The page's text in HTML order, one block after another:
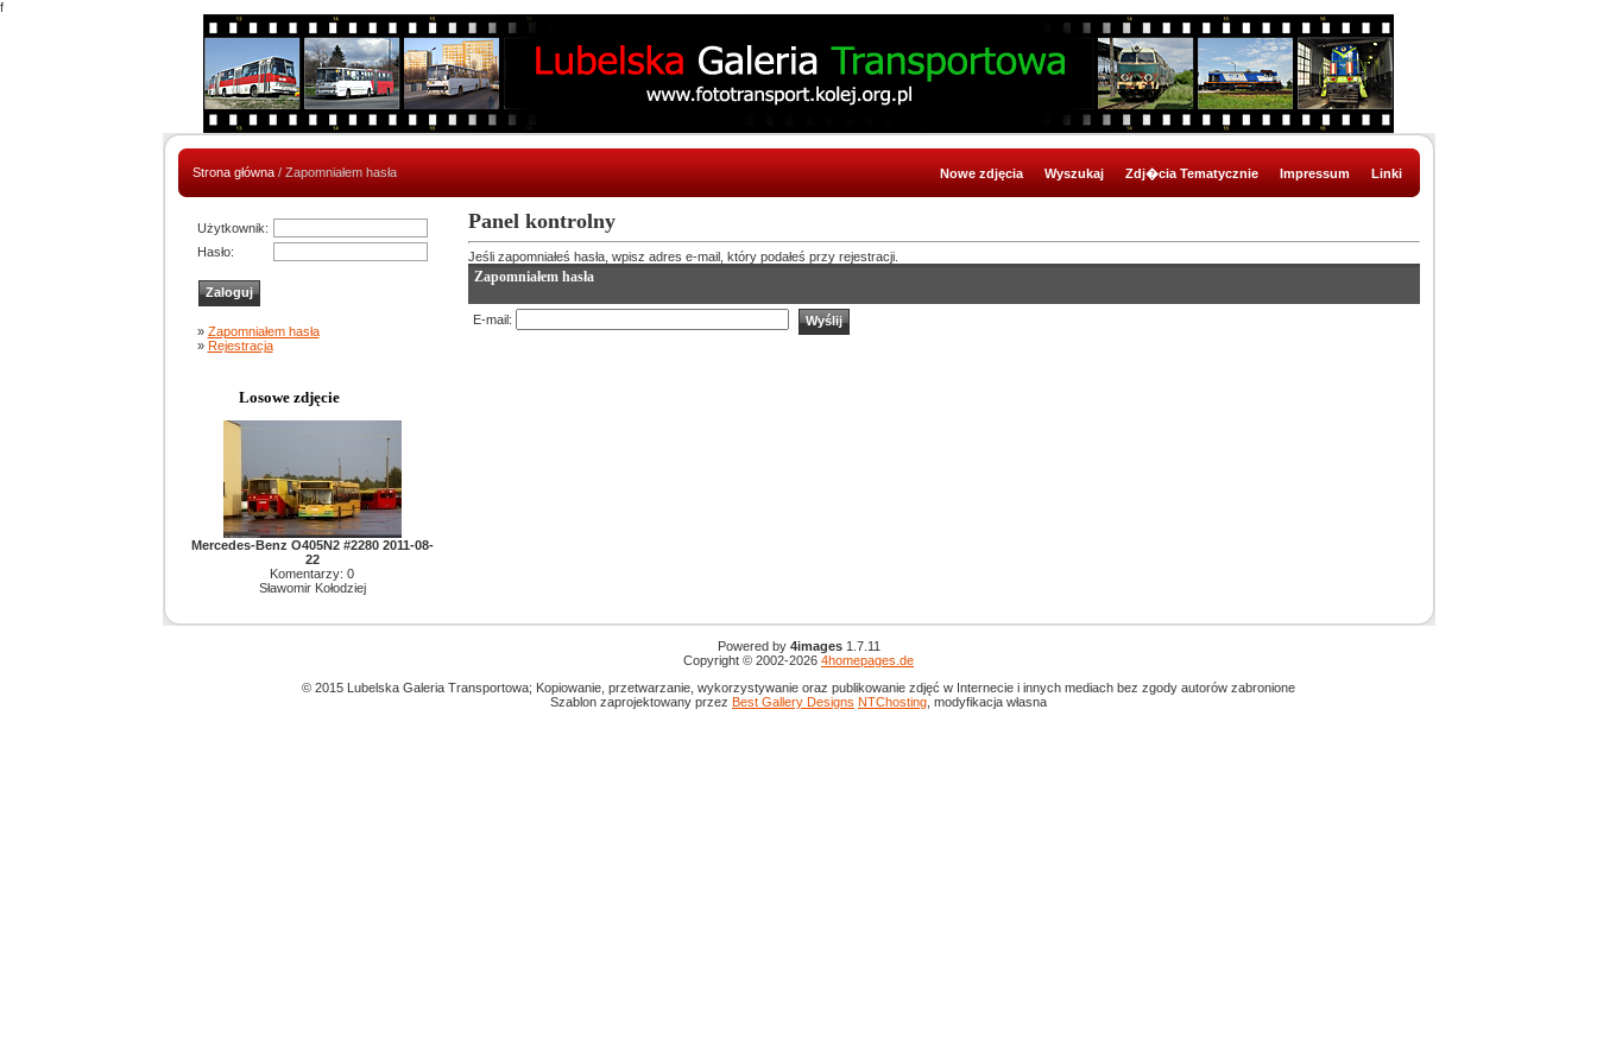
f
Strona główna/ Zapomniałem hasła Nowe zdjęcia Wyszukaj Zdj�cia Tematycznie Impressum Linki
Użytkownik:
Hasło:
» Zapomniałem hasła
» Rejestracja
Losowe zdjęcie
Mercedes-Benz O405N2 #2280 2011-08-
22
Komentarzy: 0
Sławomir Kołodziej
Panel kontrolny
Jeśli zapomniałeś hasła, wpisz adres e-mail, który podałeś przy rejestracji.
Zapomniałem hasła
E-mail:
Powered by 4images1.7.11
Copyright © 2002-2026 4homepages.de
© 2015 Lubelska Galeria Transportowa; Kopiowanie, przetwarzanie, wykorzystywanie oraz publikowanie zdjęć w Internecie i innych mediach bez zgody autorów zabronione
Szablon zaprojektowany przez Best Gallery Designs NTChosting , modyfikacja własna